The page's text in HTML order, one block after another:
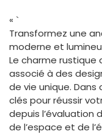
« `
Transformez une
moderne et
Le charme rustique
associé à des
de vie unique.
clés pour réussir
depuis l’évaluation
de l’espace et de